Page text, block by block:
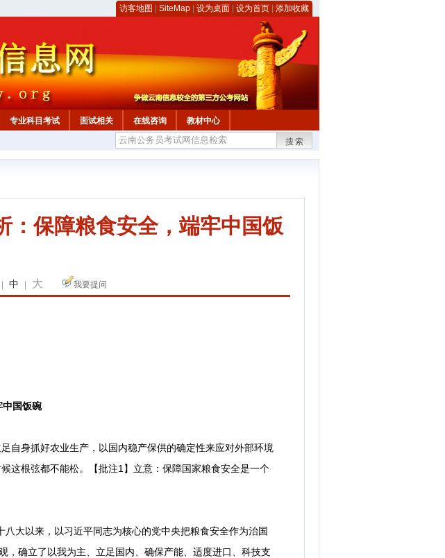
访客地图 SiteMap 设为桌面 设为首页 添加收藏
专业科目考试 面试相关 在线咨询
教材中心
搜索
：保障粮食安全，端牢中国饭
中 大 我要提问
中国饭碗
身抓好农业生产，以国内稳产保供的确定性来应对外部环境
这根弦都不能松。【批注1】立意：保障国家粮食安全是一个
大以来，以习近平同志为核心的党中央把粮食安全作为治国
，确立了以我为主、立足国内、确保产能、适度进口、科技支